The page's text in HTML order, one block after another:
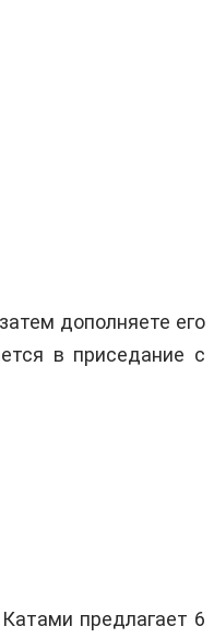
дополняете его
в приседание с
предлагает 6